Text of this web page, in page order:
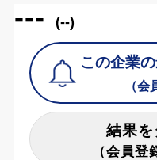
--- (--)
この企業
（会
結果
（会員登